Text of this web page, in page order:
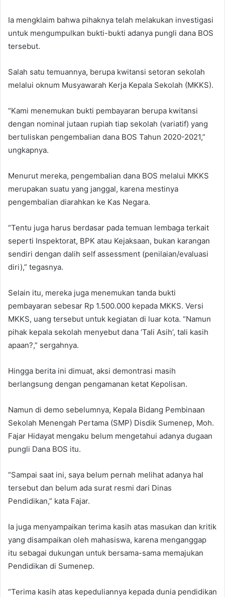
Ia mengklaim bahwa pihaknya telah melakukan investigasi
untuk mengumpulkan bukti-bukti adanya pungli dana BOS
tersebut.
Salah satu temuannya, berupa kwitansi setoran sekolah
melalui oknum Musyawarah Kerja Kepala Sekolah (MKKS).
“Kami menemukan bukti pembayaran berupa kwitansi
dengan nominal jutaan rupiah tiap sekolah (variatif) yang
bertuliskan pengembalian dana BOS Tahun 2020-2021,”
ungkapnya.
Menurut mereka, pengembalian dana BOS melalui MKKS
merupakan suatu yang janggal, karena mestinya
pengembalian diarahkan ke Kas Negara.
“Tentu juga harus berdasar pada temuan lembaga terkait
seperti Inspektorat, BPK atau Kejaksaan, bukan karangan
sendiri dengan dalih self assessment (penilaian/evaluasi
diri),” tegasnya.
Selain itu, mereka juga menemukan tanda bukti
pembayaran sebesar Rp 1.500.000 kepada MKKS. Versi
MKKS, uang tersebut untuk kegiatan di luar kota. “Namun
pihak kepala sekolah menyebut dana ‘Tali Asih’, tali kasih
apaan?,” sergahnya.
Hingga berita ini dimuat, aksi demontrasi masih
berlangsung dengan pengamanan ketat Kepolisan.
Namun di demo sebelumnya, Kepala Bidang Pembinaan
Sekolah Menengah Pertama (SMP) Disdik Sumenep, Moh.
Fajar Hidayat mengaku belum mengetahui adanya dugaan
pungli Dana BOS itu.
“Sampai saat ini, saya belum pernah melihat adanya hal
tersebut dan belum ada surat resmi dari Dinas
Pendidikan,” kata Fajar.
Ia juga menyampaikan terima kasih atas masukan dan kritik
yang disampaikan oleh mahasiswa, karena menganggap
itu sebagai dukungan untuk bersama-sama memajukan
Pendidikan di Sumenep.
“Terima kasih atas kepeduliannya kepada dunia pendidikan